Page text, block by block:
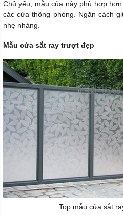
Chủ yếu, mẫu của này phù hợp
các cửa thông phòng. Ngăn cách
nhẹ nhàng.
Mẫu cửa sắt ray trượt đẹp
Top mẫu cửa sắt